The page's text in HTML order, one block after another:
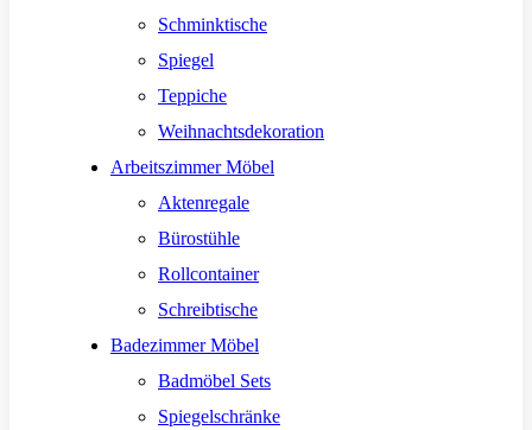
Schminktische
Spiegel
Teppiche
Weihnachtsdekoration
Arbeitszimmer Möbel
Aktenregale
Bürostühle
Rollcontainer
Schreibtische
Badezimmer Möbel
Badmöbel Sets
Spiegelschränke